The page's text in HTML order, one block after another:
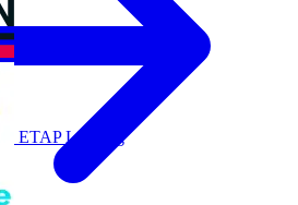
ETAP Lighting